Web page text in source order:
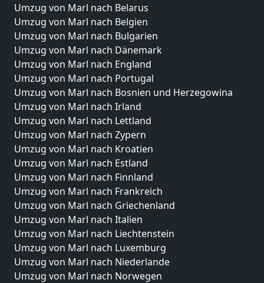
Umzug von Marl nach Belarus
Umzug von Marl nach Belgien
Umzug von Marl nach Bulgarien
Umzug von Marl nach Dänemark
Umzug von Marl nach England
Umzug von Marl nach Portugal
Umzug von Marl nach Bosnien und Herzegowina
Umzug von Marl nach Irland
Umzug von Marl nach Lettland
Umzug von Marl nach Zypern
Umzug von Marl nach Kroatien
Umzug von Marl nach Estland
Umzug von Marl nach Finnland
Umzug von Marl nach Frankreich
Umzug von Marl nach Griechenland
Umzug von Marl nach Italien
Umzug von Marl nach Liechtenstein
Umzug von Marl nach Luxemburg
Umzug von Marl nach Niederlande
Umzug von Marl nach Norwegen